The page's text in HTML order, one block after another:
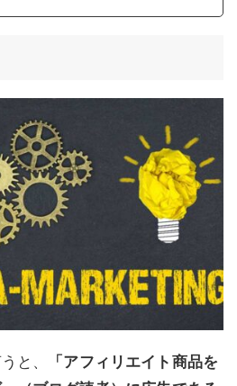
と、
「アフィリエイト商品を